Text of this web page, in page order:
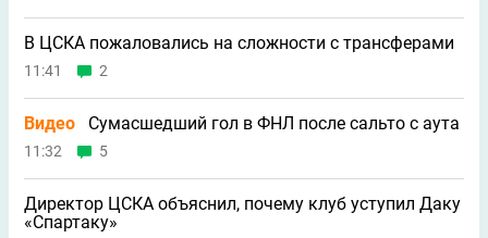
В ЦСКА пожаловались на сложности с трансферами
11:41 2
Видео Сумасшедший гол в ФНЛ после сальто с аута
11:32 5
Директор ЦСКА объяснил, почему клуб уступил Даку
«Спартаку»